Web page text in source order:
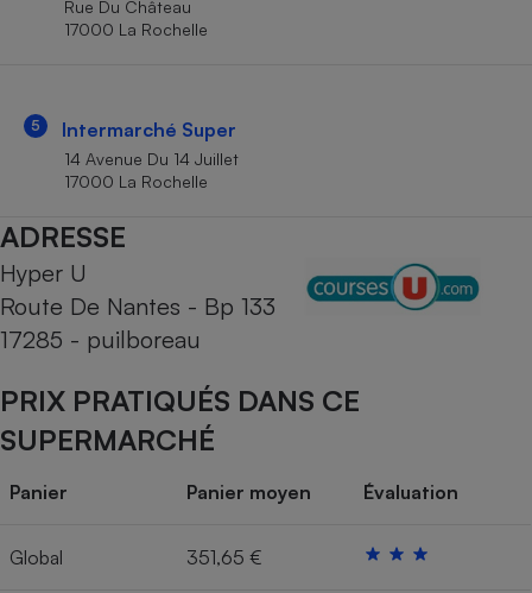
Rue Du Château
17000 La Rochelle
5 Intermarché Super
14 Avenue Du 14 Juillet
17000 La Rochelle
ADRESSE
Hyper U
Route De Nantes - Bp 133
17285 - puilboreau
PRIX PRATIQUÉS DANS CE
SUPERMARCHÉ
Panier Panier moyen Évaluation
Global 351,65 €
Cafetière à expressos
Robot ménager